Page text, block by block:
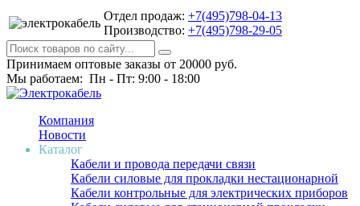
Отдел продаж: +7(495)798-04-13
Производство: +7(495)798-29-05
Принимаем оптовые заказы от 20000 руб.
Мы работаем: Пн - Пт: 9:00 - 18:00
Компания
Новости
Каталог
Кабели и провода передачи связи
Кабели силовые для прокладки нестационарной
Кабели контрольные для электрических приборов